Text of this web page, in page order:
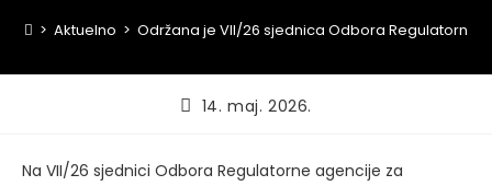
> Aktuelno > Održana je VII/26 sjednica Odbora Regulatorne
Post14. maj. 2026.
Na VII/26 sjednici Odbora Regulatorne agencije za